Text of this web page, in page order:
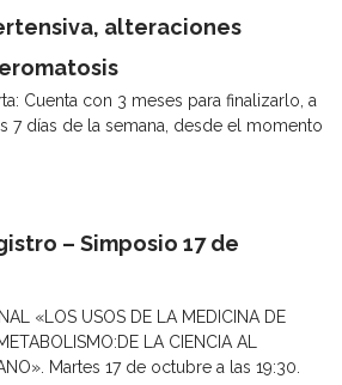
alteraciones
Cuenta con 3 meses para finalizarlo, a
7 días de la semana, desde el momento
– Simposio 17 de
«LOS USOS DE LA MEDICINA DE
LA CIENCIA AL
Martes 17 de octubre a las 19:30.